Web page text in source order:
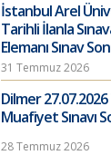
İstanbul Arel
Tarihli İlanla
Elemanı Sınav
31 Temmuz 2026
Dilmer
Muafiyet Sınavı
28 Temmuz 2026